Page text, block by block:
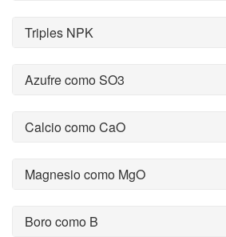
Triples NPK
Azufre como SO3
Calcio como CaO
Magnesio como MgO
Boro como B